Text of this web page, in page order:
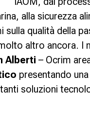
alla sicurezza
sulla qualità della
altro ancora. I
Alberti – Ocrim
presentando
soluzioni